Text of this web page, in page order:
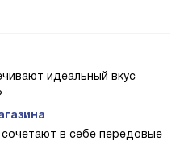
идеальный вкус
в себе передовые